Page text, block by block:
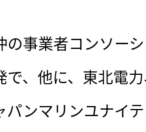
事業者コンソー
で、他に、東北電
パンマリンユナイ